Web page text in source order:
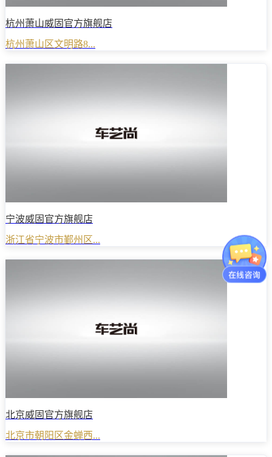
杭州萧山威固官方旗舰店
杭州萧山区文明路8...
宁波威固官方旗舰店
浙江省宁波市鄞州区...
北京威固官方旗舰店
北京市朝阳区金蝉西...